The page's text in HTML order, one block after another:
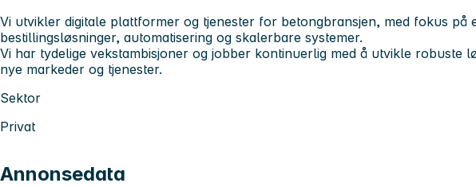
Vi utvikler digitale plattformer og tjenester for betongbransjen, med fokus på
bestillingsløsninger, automatisering og skalerbare systemer.
Vi har tydelige vekstambisjoner og jobber kontinuerlig med å utvikle robuste
nye markeder og tjenester.
Sektor
Privat
Annonsedata